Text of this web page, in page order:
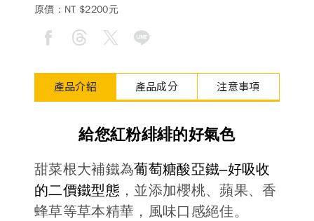
原價： NT $2200元
產品介紹 產品成分 注意事項
給您紅粉緋緋的好氣色
甜菜根大補鐵為葡萄糖酸亞鐵–好吸收
的二價鐵型態 ， 並添加櫻桃、蘋果、香
蜂草等草本精華，風味口感絕佳。
會員專區
訂單查詢 使用條款
購物須知 退換貨流程
德風健康館 百靈油粉絲團
百靈油粉絲團 德風健康館
德風健康館